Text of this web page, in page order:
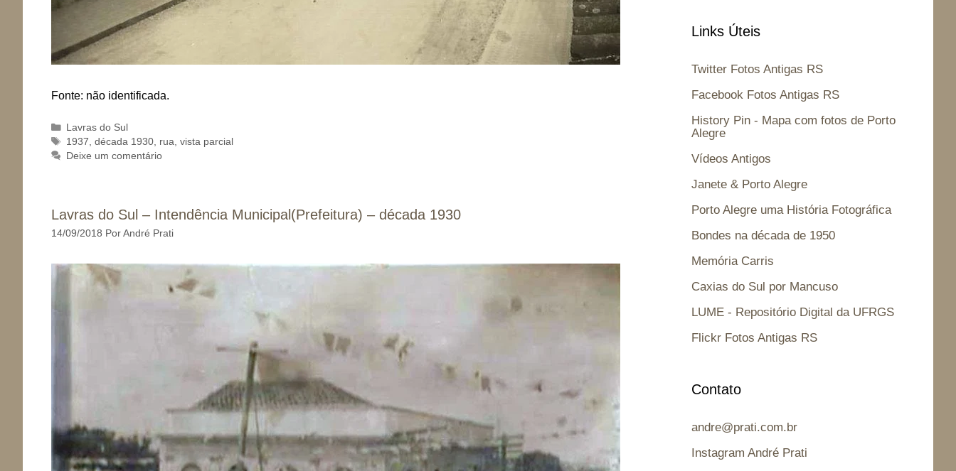
Fonte: não identificada.
Categorias
Lavras do Sul
Tags
1937,década 1930, rua,vista parcial
Deixe um comentário
Lavras do Sul – Intendência Municipal(Prefeitura) – década 1930
14/09/2018 Por André Prati
Links Úteis
Twitter Fotos Antigas RS
Facebook Fotos Antigas RS
History Pin - Mapa com fotos de Porto
Alegre
Vídeos Antigos
Janete & Porto Alegre
Porto Alegre uma História Fotográfica
Bondes na década de 1950
Memória Carris
Caxias do Sul por Mancuso
LUME - Repositório Digital da UFRGS
Flickr Fotos Antigas RS
Contato
andre@prati.com.br
Instagram André Prati